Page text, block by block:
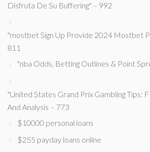
Disfruta De Su Buffering" – 992
"mostbet Sign Up Provide 2024 Mostbet
811
"nba Odds, Betting Outlines & Point
"United States Grand Prix Gambling Tips:
And Analysis – 773
$10000 personal loans
$255 payday loans online